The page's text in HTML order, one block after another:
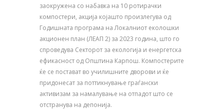
заокружена со набавка на 10 ротирачки
компостери, акција којашто произлегува од
Годишната програма на Локалниот еколошки
акционен план (ЛЕАП 2) за 2023 година, што го
спроведува Секторот за екологија и енергетска
ефикасност од Општина Карпош. Компостерите
ќе се постават во училишните дворови и ќе
придонесат за поттикнување граѓански
активизам за намалување на отпадот што се
отстранува на депонија.